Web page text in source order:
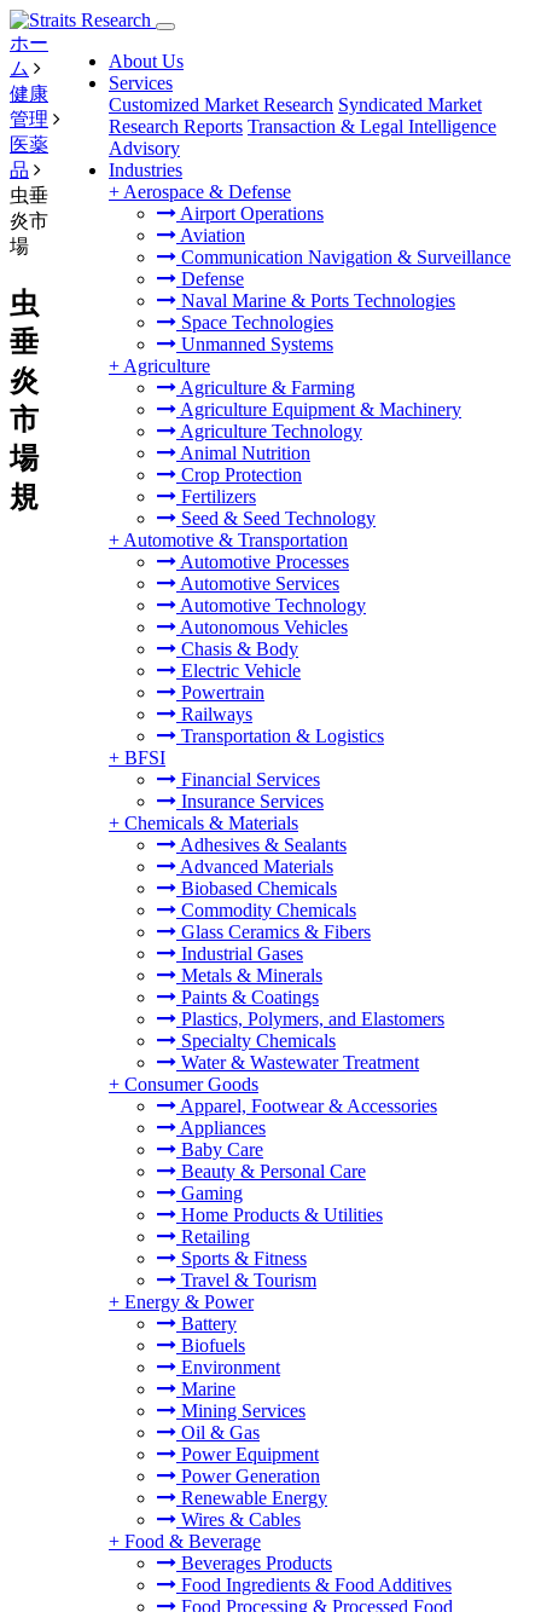
About Us
Services
Customized Market Research Syndicated Market
Research Reports Transaction & Legal Intelligence
Advisory
Industries
+ Aerospace & Defense
Airport Operations
Aviation
Communication Navigation & Surveillance
Defense
Naval Marine & Ports Technologies
Space Technologies
Unmanned Systems
+ Agriculture
Agriculture & Farming
Agriculture Equipment & Machinery
Agriculture Technology
Animal Nutrition
Crop Protection
Fertilizers
Seed & Seed Technology
+ Automotive & Transportation
Automotive Processes
Automotive Services
Automotive Technology
Autonomous Vehicles
Chasis & Body
Electric Vehicle
Powertrain
Railways
Transportation & Logistics
+ BFSI
Financial Services
Insurance Services
+ Chemicals & Materials
Adhesives & Sealants
Advanced Materials
Biobased Chemicals
Commodity Chemicals
Glass Ceramics & Fibers
Industrial Gases
Metals & Minerals
Paints & Coatings
Plastics, Polymers, and Elastomers
Specialty Chemicals
Water & Wastewater Treatment
+ Consumer Goods
Apparel, Footwear & Accessories
Appliances
Baby Care
Beauty & Personal Care
Gaming
Home Products & Utilities
Retailing
Sports & Fitness
Travel & Tourism
+ Energy & Power
Battery
Biofuels
Environment
Marine
Mining Services
Oil & Gas
Power Equipment
Power Generation
Renewable Energy
Wires & Cables
+ Food & Beverage
Beverages Products
Food Ingredients & Food Additives
Food Processing & Processed Food
ホー
ム
健康
管理
医薬
品
虫垂
炎市
場
虫
垂
炎
市
場
規